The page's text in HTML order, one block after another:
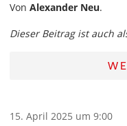
Von Alexander Neu.
Dieser Beitrag ist auch
15. April 2025 um 9:00